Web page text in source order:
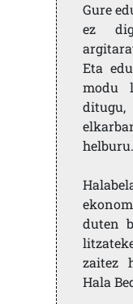
Gure
ez
Eta
modu
helburu.
duten
zaitez
Hala